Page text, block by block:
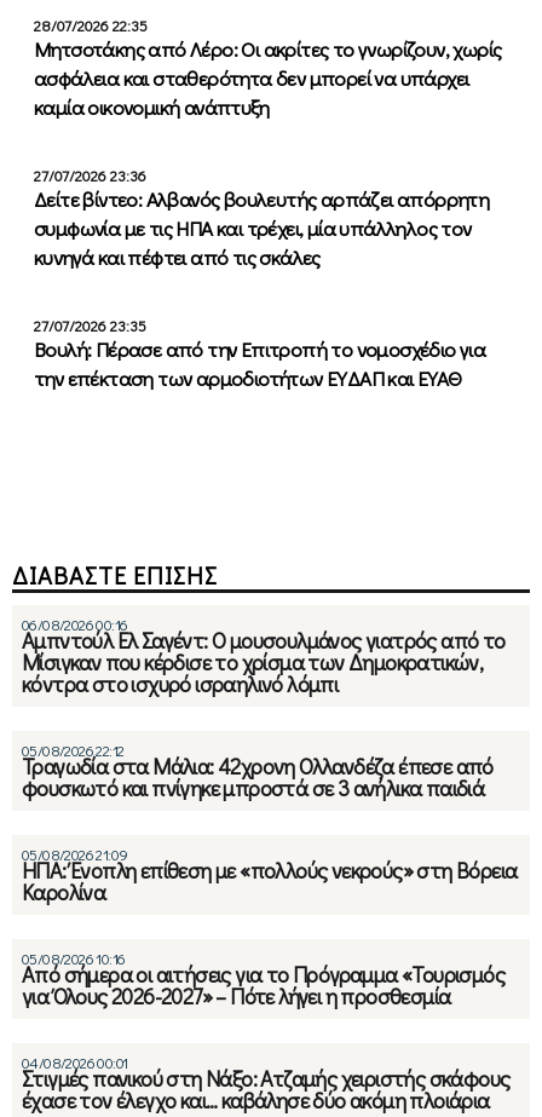
28/07/2026 22:35
Μητσοτάκης από Λέρο: Οι ακρίτες το γνωρίζουν, χωρίς
ασφάλεια και σταθερότητα δεν μπορεί να υπάρχει
καμία οικονομική ανάπτυξη
27/07/2026 23:36
Δείτε βίντεο: Αλβανός βουλευτής αρπάζει απόρρητη
συμφωνία με τις ΗΠΑ και τρέχει, μία υπάλληλος τον
κυνηγά και πέφτει από τις σκάλες
27/07/2026 23:35
Βουλή: Πέρασε από την Επιτροπή το νομοσχέδιο για
την επέκταση των αρμοδιοτήτων ΕΥΔΑΠ και ΕΥΑΘ
ΔΙΑΒΑΣΤΕ ΕΠΙΣΗΣ
06/08/2026 00:16
Αμπντούλ Ελ Σαγέντ: Ο μουσουλμάνος γιατρός από το
Μίσιγκαν που κέρδισε το χρίσμα των Δημοκρατικών,
κόντρα στο ισχυρό ισραηλινό λόμπι
05/08/2026 22:12
Τραγωδία στα Μάλια: 42χρονη Ολλανδέζα έπεσε από
φουσκωτό και πνίγηκε μπροστά σε 3 ανήλικα παιδιά
05/08/2026 21:09
ΗΠΑ: Ένοπλη επίθεση με «πολλούς νεκρούς» στη Βόρεια
Καρολίνα
05/08/2026 10:16
Από σήμερα οι αιτήσεις για το Πρόγραμμα «Τουρισμός
για Όλους 2026-2027» – Πότε λήγει η προσθεσμία
04/08/2026 00:01
Στιγμές πανικού στη Νάξο: Ατζαμής χειριστής σκάφους
έχασε τον έλεγχο και… καβάλησε δύο ακόμη πλοιάρια